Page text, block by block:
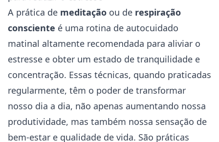
A prática de meditação ou de respiração
consciente é uma rotina de autocuidado
matinal altamente recomendada para aliviar o
estresse e obter um estado de tranquilidade e
concentração. Essas técnicas, quando praticadas
regularmente, têm o poder de transformar
nosso dia a dia, não apenas aumentando nossa
produtividade, mas também nossa sensação de
bem-estar e qualidade de vida. São práticas